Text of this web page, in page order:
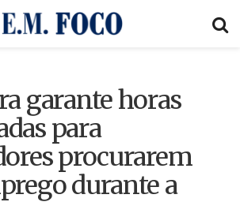
garante horas
para
procurarem
durante a